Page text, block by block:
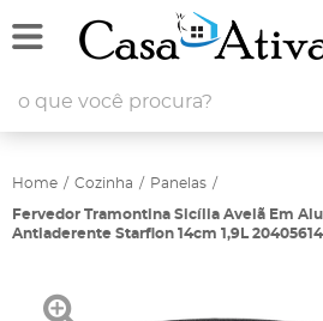
Home Cozinha Panelas
Fervedor Tramontina Sicília Avelã Em
Antiaderente Starflon 14cm 1,9L 20405614